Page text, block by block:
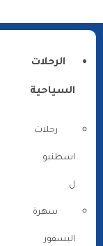
الرحلات
السياحية
رحلات
اسطنبو
ل
سهرة
البسفور